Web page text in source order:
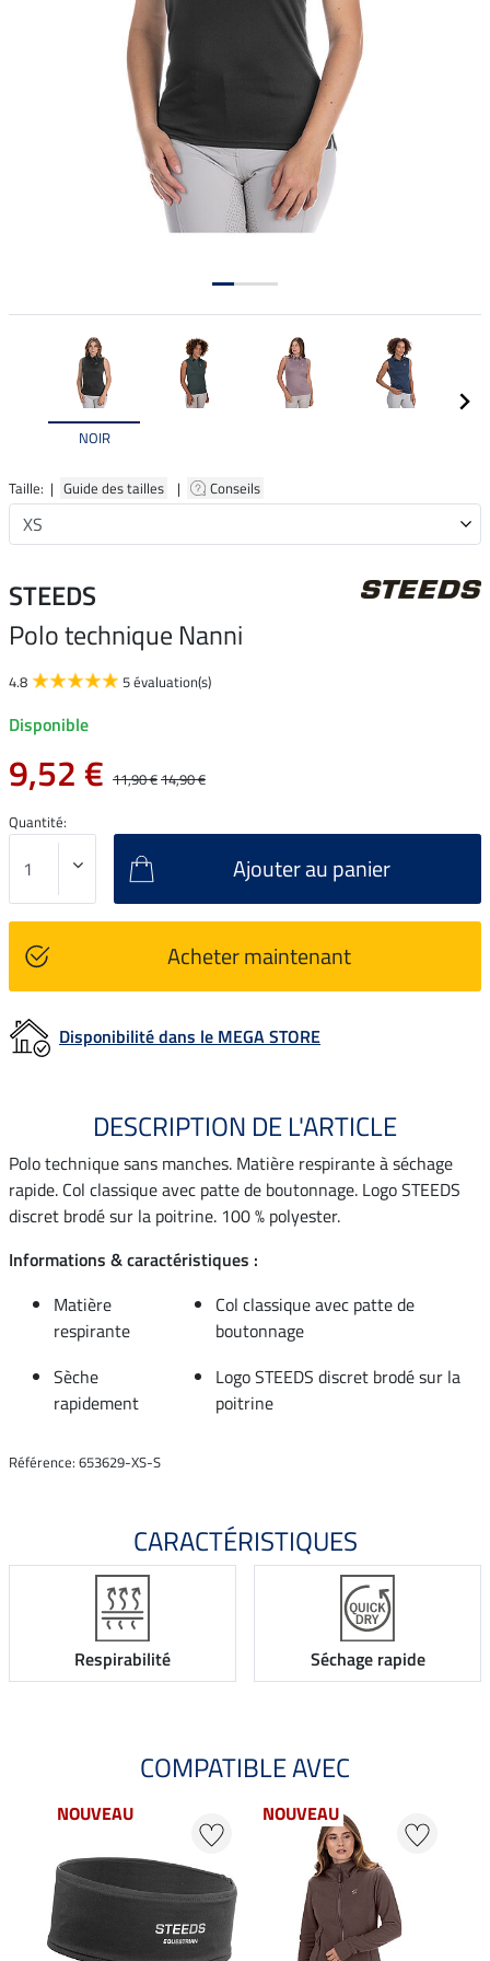
NOIR
Taille: | Guide des tailles | Conseils
STEEDS
Polo technique Nanni
4.8 5 évaluation(s)
Disponible
9,52 € 11,90 €14,90 €
Quantité:
Ajouter au panier
Acheter maintenant
Disponibilité dans le MEGA STORE
DESCRIPTION DE L'ARTICLE
Polo technique sans manches. Matière respirante à séchage
rapide. Col classique avec patte de boutonnage. Logo STEEDS
discret brodé sur la poitrine. 100 % polyester.
Informations & caractéristiques :
Matière
respirante
Col classique avec patte de
boutonnage
Sèche
rapidement
Logo STEEDS discret brodé sur la
poitrine
Référence: 653629-XS-S
CARACTÉRISTIQUES
Respirabilité Séchage rapide
COMPATIBLE AVEC
NOUVEAU NOUVEAU